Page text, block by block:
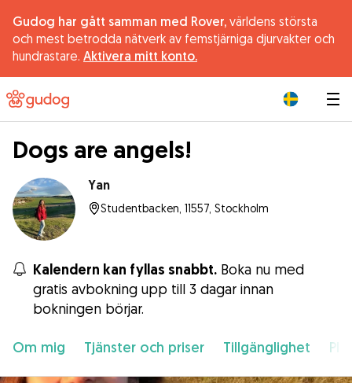
Gudog har gått samman med Rover, världens största
och mest betrodda nätverk av femstjärniga djurvakter och
hundrastare. Aktivera mitt konto.
Dogs are angels!
Yan
Studentbacken, 11557, Stockholm
Kalendern kan fyllas snabbt. Boka nu med
gratis avbokning upp till 3 dagar innan
bokningen börjar.
Om mig Tjänster och priser Tillgänglighet